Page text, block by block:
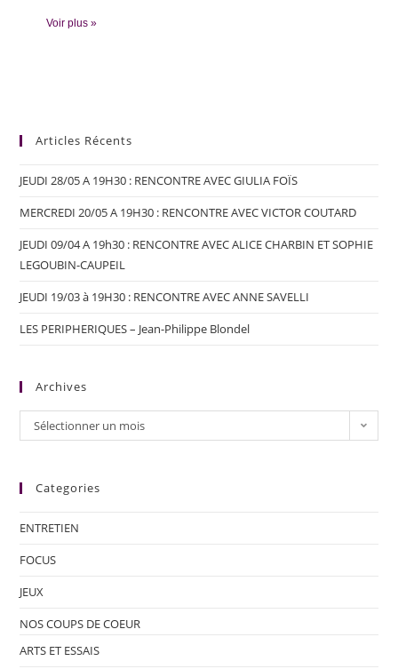
Voir plus »
Articles Récents
JEUDI 28/05 A 19H30 : RENCONTRE AVEC GIULIA FOÏS
MERCREDI 20/05 A 19H30 : RENCONTRE AVEC VICTOR COUTARD
JEUDI 09/04 A 19h30 : RENCONTRE AVEC ALICE CHARBIN ET SOPHIE
LEGOUBIN-CAUPEIL
JEUDI 19/03 à 19H30 : RENCONTRE AVEC ANNE SAVELLI
LES PERIPHERIQUES – Jean-Philippe Blondel
Archives
Sélectionner un mois
Categories
ENTRETIEN
FOCUS
JEUX
NOS COUPS DE COEUR
ARTS ET ESSAIS